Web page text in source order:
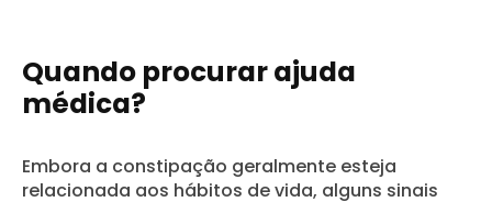
Quando procurar ajuda
médica?
Embora a constipação geralmente esteja
relacionada aos hábitos de vida, alguns sinais